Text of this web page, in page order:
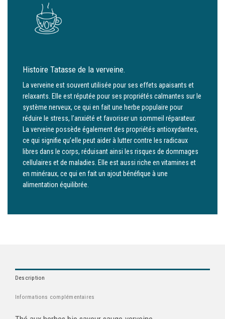
Histoire Tatasse de la verveine.
La verveine est souvent utilisée pour ses effets apaisants et
relaxants. Elle est réputée pour ses propriétés calmantes sur le
système nerveux, ce qui en fait une herbe populaire pour
réduire le stress, l’anxiété et favoriser un sommeil réparateur.
La verveine possède également des propriétés antioxydantes,
ce qui signifie qu’elle peut aider à lutter contre les radicaux
libres dans le corps, réduisant ainsi les risques de dommages
cellulaires et de maladies. Elle est aussi riche en vitamines et
en minéraux, ce qui en fait un ajout bénéfique à une
alimentation équilibrée.
Description
Informations complémentaires